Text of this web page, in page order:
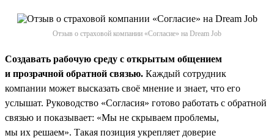
Отзыв о страховой компании «Согласие» на Dream Job
Создавать рабочую среду с открытым общением
и прозрачной обратной связью. Каждый сотрудник
компании может высказать своё мнение и знает, что его
услышат. Руководство «Согласия» готово работать с обратной
связью и показывает: «Мы не скрываем проблемы,
мы их решаем». Такая позиция укрепляет доверие